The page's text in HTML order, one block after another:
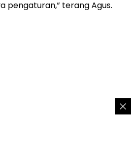
pengaturan,” terang Agus.